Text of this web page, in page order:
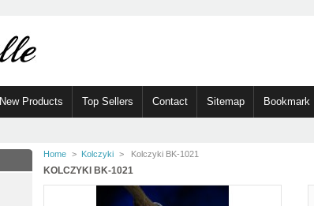
New Products Top Sellers Contact Sitemap Bookmark
Home > Kolczyki > Kolczyki BK-1021
KOLCZYKI BK-1021